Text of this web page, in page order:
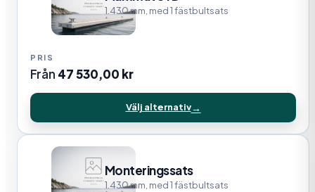
1.430 mm, med 1 fästbultsats
Från 47 530,00 kr
Välj alternativ
Monteringssats
1.430 mm, med 1 fästbultsats